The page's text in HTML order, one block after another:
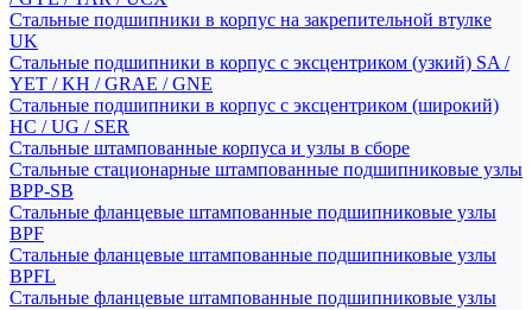
Стальные подшипники в корпус на закрепительной втулке
UK
Стальные подшипники в корпус с эксцентриком (узкий) SA /
YET / KH / GRAE / GNE
Стальные подшипники в корпус с эксцентриком (широкий)
HC / UG / SER
Стальные штампованные корпуса и узлы в сборе
Стальные стационарные штампованные подшипниковые узлы
BPP-SB
Стальные фланцевые штампованные подшипниковые узлы
BPF
Стальные фланцевые штампованные подшипниковые узлы
BPFL
Стальные фланцевые штампованные подшипниковые узлы